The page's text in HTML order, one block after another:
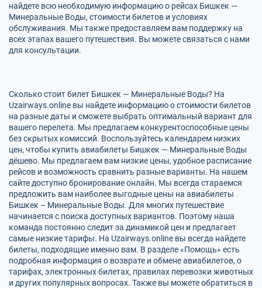
найдете всю необходимую информацию о рейсах Бишкек —
Минеральные Воды, стоимости билетов и условиях
обслуживания. Мы также предоставляем вам поддержку на
всех этапах вашего путешествия. Вы можете связаться с нами
для консультации.
Сколько стоит билет Бишкек — Минеральные Воды? На
Uzairways.online вы найдете информацию о стоимости билетов
на разные даты и сможете выбрать оптимальный вариант для
вашего перелета. Мы предлагаем конкурентоспособные цены
без скрытых комиссий. Воспользуйтесь календарем низких
цен, чтобы купить авиабилеты Бишкек — Минеральные Воды
дёшево. Мы предлагаем вам низкие цены, удобное расписание
рейсов и возможность сравнить разные варианты. На нашем
сайте доступно бронирование онлайн. Мы всегда стараемся
предложить вам наиболее выгодные цены на авиабилеты
Бишкек – Минеральные Воды. Для многих путешествие
начинается с поиска доступных вариантов. Поэтому наша
команда постоянно следит за динамикой цен и предлагает
самые низкие тарифы. На Uzairways.online вы всегда найдете
билеты, подходящие именно вам. В разделе «Помощь» есть
подробная информация о возврате и обмене авиабилетов, о
тарифах, электронных билетах, правилах перевозки животных
и других популярных вопросах. Также вы можете обратиться в